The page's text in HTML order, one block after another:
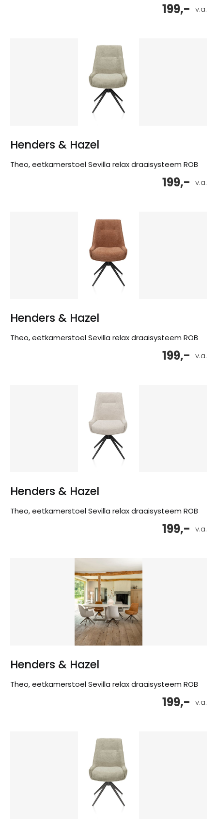
v.a.
199,-
Henders & Hazel
Theo, eetkamerstoel Sevilla relax draaisysteem ROB
v.a.
199,-
Henders & Hazel
Theo, eetkamerstoel Sevilla relax draaisysteem ROB
v.a.
199,-
Henders & Hazel
Theo, eetkamerstoel Sevilla relax draaisysteem ROB
v.a.
199,-
Henders & Hazel
Theo, eetkamerstoel Sevilla relax draaisysteem ROB
v.a.
199,-